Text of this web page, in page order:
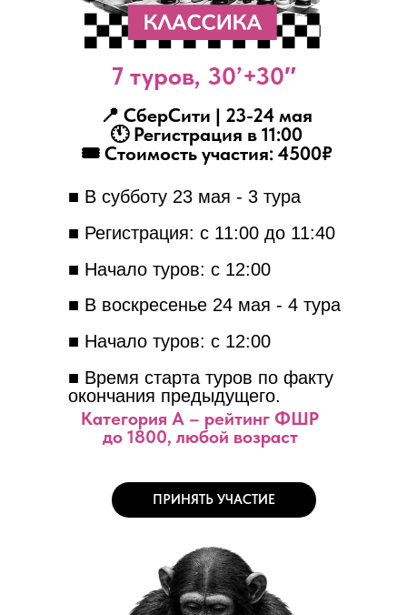
ПРИНЯТЬ УЧАСТИЕ
■ В воскресенье 24 мая - 4 тура
■ Начало туров: с 12:00
■ Время старта туров по факту
окончания предыдущего.
■ В субботу 23 мая - 3 тура
■ Регистрация: с 11:00 до 11:40
■ Начало туров: с 12:00
7 туров, 30’+30″
Категория A – рейтинг ФШР
до 1800, любой возраст
📍 СберСити | 23-24 мая
🕚 Регистрация в 11:00
🎟 Стоимость участия: 4500₽